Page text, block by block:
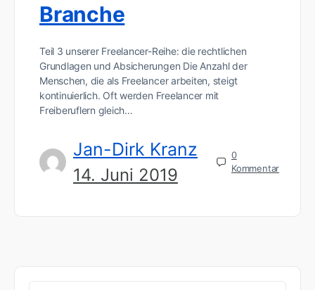
Branche
Teil 3 unserer Freelancer-Reihe: die rechtlichen
Grundlagen und Absicherungen Die Anzahl der
Menschen, die als Freelancer arbeiten, steigt
kontinuierlich. Oft werden Freelancer mit
Freiberuflern gleich…
Jan-Dirk Kranz
14. Juni 2019
0
Kommentar